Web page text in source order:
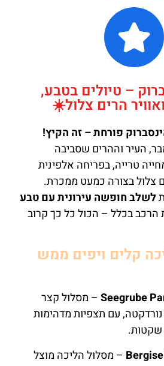
– טיולים בטבע,
הרים צלול☀️
פורחת – זה הקיץ!
העיר וההרים שסביבה
טרייה, בפריחה אלפינית
צלול בצורה כמעט ממכרת.
לשלב חופשה עירונית עם טבע
הרכב בכלל – הכול כל כך קרוב
קלים ויפים ממש
Seegrube – מסלול קצר
עם תצפיות מדהימות
שקטות.
– מסלול הליכה מוצל